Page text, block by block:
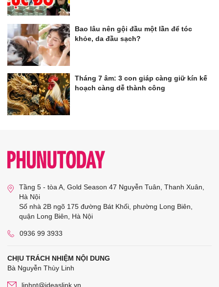
Bao lâu nên gội đầu một lần để tóc
khỏe, da đầu sạch?
Tháng 7 âm: 3 con giáp càng giữ kín kế
hoạch càng dễ thành công
Tầng 5 - tòa A, Gold Season 47 Nguyễn Tuân, Thanh Xuân,
Hà Nội
Số nhà 2B ngõ 175 đường Bát Khối, phường Long Biên,
quận Long Biên, Hà Nội
0936 99 3933
CHỊU TRÁCH NHIỆM NỘI DUNG
Bà Nguyễn Thùy Linh
linhnt@ideaslink.vn